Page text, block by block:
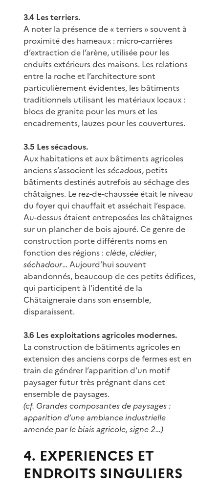
3.4 Les terriers.
A noter la présence de « terriers » souvent à
proximité des hameaux : micro-carrières
d’extraction de l’arène, utilisée pour les
enduits extérieurs des maisons. Les relations
entre la roche et l’architecture sont
particulièrement évidentes, les bâtiments
traditionnels utilisant les matériaux locaux :
blocs de granite pour les murs et les
encadrements, lauzes pour les couvertures.
3.5 Les sécadous.
Aux habitations et aux bâtiments agricoles
anciens s’associent lessécadous, petits
bâtiments destinés autrefois au séchage des
châtaignes. Le rez-de-chaussée était le niveau
du foyer qui chauffait et asséchait l’espace.
Au-dessus étaient entreposées les châtaignes
sur un plancher de bois ajouré. Ce genre de
construction porte différents noms en
fonction des régions : clède,clédier,
séchadour… Aujourd’hui souvent
abandonnés, beaucoup de ces petits édifices,
qui participent à l’identité de la
Châtaigneraie dans son ensemble,
disparaissent.
3.6 Les exploitations agricoles modernes.
La construction de bâtiments agricoles en
extension des anciens corps de fermes est en
train de générer l’apparition d’un motif
paysager futur très prégnant dans cet
ensemble de paysages.
(cf. Grandes composantes de paysages :
apparition d’une ambiance industrielle
amenée par le biais agricole, signe 2…)
4. EXPERIENCES ET
ENDROITS SINGULIERS